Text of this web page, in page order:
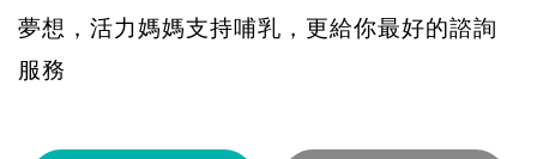
夢想，活力媽媽支持哺乳，更給你最好的諮詢
服務